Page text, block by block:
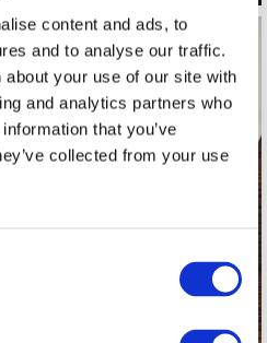
content and ads, to
and to analyse our traffic.
your use of our site with
and analytics partners who
that you’ve
collected from your use